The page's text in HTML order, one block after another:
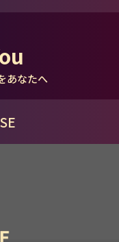
あなたへ